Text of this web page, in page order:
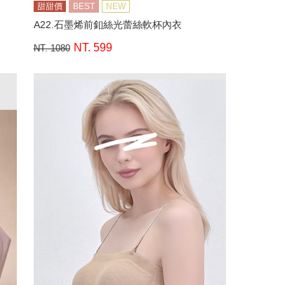
甜甜價 BEST NEW
A22.石墨烯前釦絲光蕾絲軟杯內衣
NT. 1080 NT. 599